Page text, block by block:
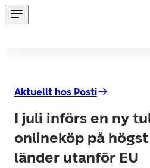
Aktuellt hos Posti
I juli införs en ny
onlineköp på
länder utanför EU